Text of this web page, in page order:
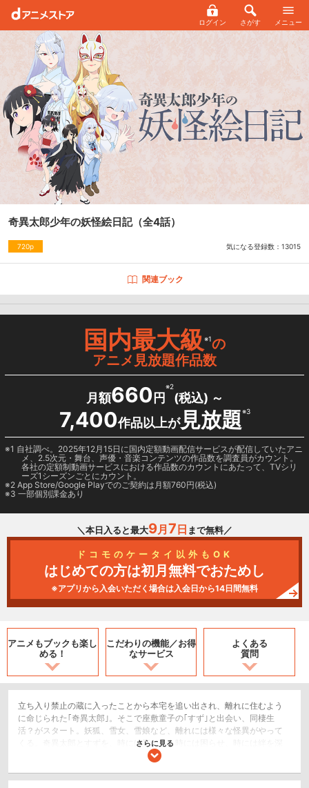
ログイン さがす メニュー
奇異太郎少年の妖怪絵日記（全4話）
720p 気になる登録数： 13015
関連ブック
国内最大級※1の
アニメ見放題作品数
月額660 円
※2
(税込) ～
7,400作品以上が見放題※3
1 自社調べ。2025年12月15日に国内定額動画配信サービスが配信していたアニ
メ、2.5次元・舞台、声優・音楽コンテンツの作品数を調査員がカウント。
各社の定額制動画サービスにおける作品数のカウントにあたって、TVシリ
ーズ1シーズンごとにカウント。
2 App Store/Google Playでのご契約は月額760円(税込)
3 一部個別課金あり
＼本日入ると最大9月 7 日 まで無料／
ドコモのケータイ以外もOK
はじめての方は初月無料でおためし
※アプリから入会いただく場合は入会日から14日間無料
アニメもブックも楽し
める！
こだわりの機能／お得
なサービス
よくある
質問
立ち入り禁止の蔵に入ったことから本宅を追い出され、離れに住むよう
に命じられた｢奇異太郎｣。そこで座敷童子の｢すず｣と出会い、同棲生
活？がスタート。妖狐、雪女、雪娘など、離れには様々な怪異がやって
くる。奇異太郎とすずを、時には笑わせ、時には困らせ、時には絆を深
める手伝いを。怖くない怪異たちとの日常が、今はじまる。
ホラー/サスペンス/推理
さらに見る